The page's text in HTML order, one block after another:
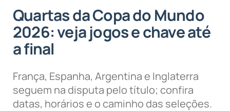
Quartas da Copa do Mundo
2026: veja jogos e chave até
a final
França, Espanha, Argentina e Inglaterra
seguem na disputa pelo título; confira
datas, horários e o caminho das seleções.